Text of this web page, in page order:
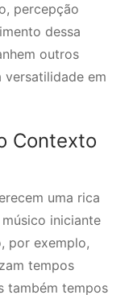
percepção
dessa
outros
versatilidade em
Contexto
uma rica
iniciante
por exemplo,
tempos
também tempos